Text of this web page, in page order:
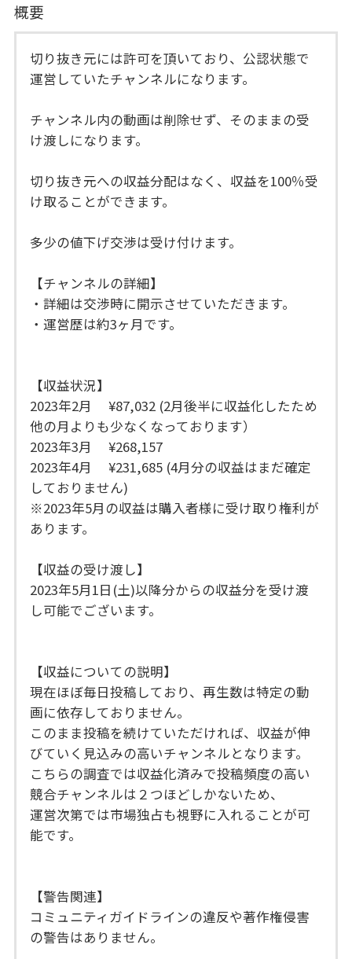
概要
切り抜き元には許可を頂いており、公認状態で
運営していたチャンネルになります。
チャンネル内の動画は削除せず、そのままの受
け渡しになります。
切り抜き元への収益分配はなく、収益を100％受
け取ることができます。
多少の値下げ交渉は受け付けます。
【チャンネルの詳細】
・詳細は交渉時に開示させていただきます。
・運営歴は約3ヶ月です。
【収益状況】
2023年2月 ¥87,032 (2月後半に収益化したため
他の月よりも少なくなっております）
2023年3月 ¥268,157
2023年4月 ¥231,685 (4月分の収益はまだ確定
しておりません)
※2023年5月の収益は購入者様に受け取り権利が
あります。
【収益の受け渡し】
2023年5月1日(土)以降分からの収益分を受け渡
し可能でございます。
【収益についての説明】
現在ほぼ毎日投稿しており、再生数は特定の動
画に依存しておりません。
このまま投稿を続けていただければ、収益が伸
びていく見込みの高いチャンネルとなります。
こちらの調査では収益化済みで投稿頻度の高い
競合チャンネルは２つほどしかないため、
運営次第では市場独占も視野に入れることが可
能です。
【警告関連】
コミュニティガイドラインの違反や著作権侵害
の警告はありません。